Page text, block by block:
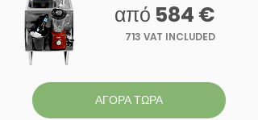
713 VAT INCLUDED
από 584 €
ΑΓΟΡΑ ΤΩΡΑ